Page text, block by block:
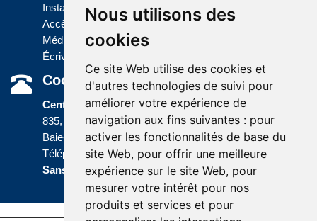
Nous utilisons des
cookies
Ce site Web utilise des cookies et
d'autres technologies de suivi pour
améliorer votre expérience de
navigation aux fins suivantes : pour
activer les fonctionnalités de base du
site Web, pour offrir une meilleure
expérience sur le site Web, pour
mesurer votre intérêt pour nos
produits et services et pour
Installations
Accès à l'information
Médias
Écrivez-nous
Coordonnées
Centre administratif
835, boulevard Jolliet
Baie-Comeau (Québec) G5C 1P5
Téléphone :418 589-9845 ou
Sans frais : 1 800 463-5142